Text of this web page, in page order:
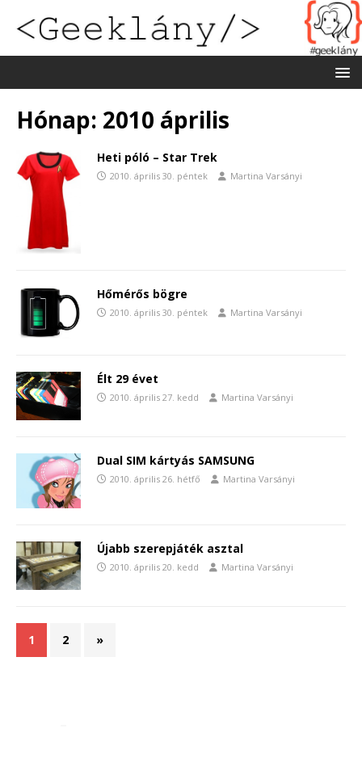
Hónap: 2010 április
Heti póló – Star Trek
2010. április 30. péntek Martina Varsányi
Hőmérős bögre
2010. április 30. péntek Martina Varsányi
Élt 29 évet
2010. április 27. kedd Martina Varsányi
Dual SIM kártyás SAMSUNG
2010. április 26. hétfő Martina Varsányi
Újabb szerepjáték asztal
2010. április 20. kedd Martina Varsányi
1 2 »